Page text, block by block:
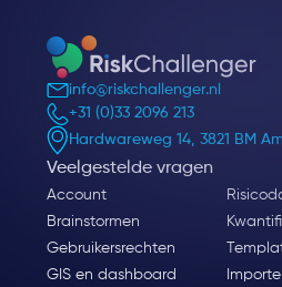
info@riskchallenger.nl
+31 (0)33 2096 213
Hardwareweg 14, 3821 BM
Veelgestelde vragen
Account
Brainstormen
Gebruikersrechten
GIS en dashboard